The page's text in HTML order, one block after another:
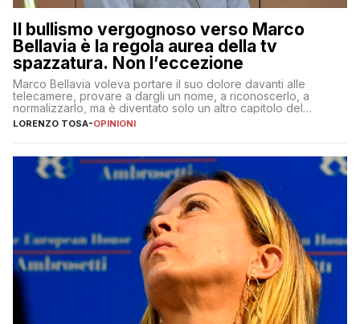
Il bullismo vergognoso verso Marco
Bellavia è la regola aurea della tv
spazzatura. Non l’eccezione
Marco Bellavia voleva portare il suo dolore davanti alle
telecamere, provare a dargli un nome, a riconoscerlo, a
normalizzarlo, ma è diventato solo un altro capitolo del
copione
LORENZO TOSA-OPINIONI